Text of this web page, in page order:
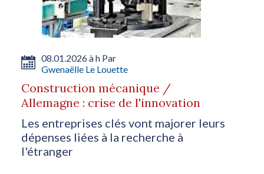
08.01.2026 à h Par
Gwenaëlle Le Louette
Construction mécanique /
Allemagne : crise de l'innovation
Les entreprises clés vont majorer leurs
dépenses liées à la recherche à
l'étranger